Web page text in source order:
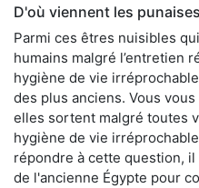
D'où viennent les
Parmi ces êtres nuisibles
humains malgré l’entretien
hygiène de vie
des plus anciens. Vous
elles sortent malgré toutes
hygiène de vie
répondre à cette question,
de l'ancienne Égypte pour